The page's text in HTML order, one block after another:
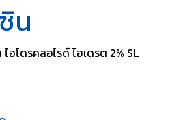
น
โดรคลอไรด์ ไฮเดรต 2% SL